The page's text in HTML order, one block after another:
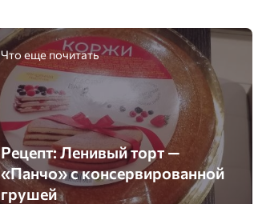
Что еще почитать
Рецепт: Ленивый торт —
«Панчо» с консервированной
грушей